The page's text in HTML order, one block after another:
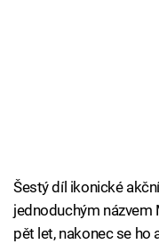
Šestý díl ikonické
jednoduchým názvem
pět let, nakonec se ho